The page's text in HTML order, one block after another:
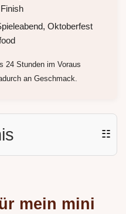
Oktoberfest
24 Stunden im Voraus
an Geschmack.
☷
mein mini